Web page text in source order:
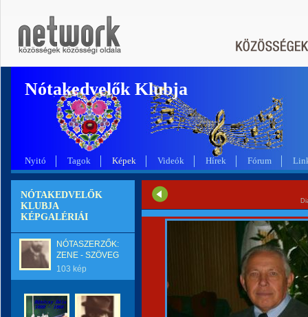
Nótakedvelők Klubja
Nyitó Tagok Képek Videók Hírek Fórum
NÓTAKEDVELŐK
KLUBJA
KÉPGALÉRIÁI
NÓTASZERZŐK:
ZENE - SZÖVEG
103 kép